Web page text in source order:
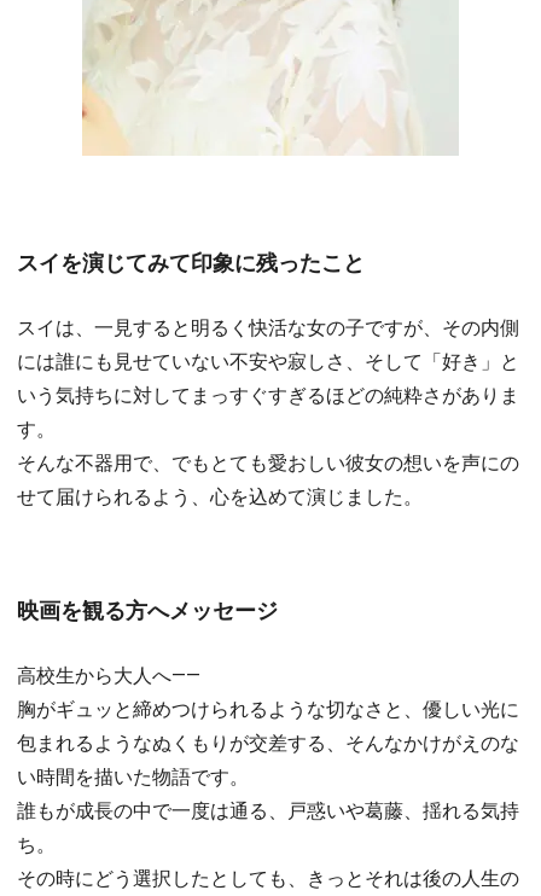
スイを演じてみて印象に残ったこと
スイは、一見すると明るく快活な女の子ですが、その内側
には誰にも見せていない不安や寂しさ、そして「好き」と
いう気持ちに対してまっすぐすぎるほどの純粋さがありま
す。
そんな不器用で、でもとても愛おしい彼女の想いを声にの
せて届けられるよう、心を込めて演じました。
映画を観る方へメッセージ
高校生から大人へ――
胸がギュッと締めつけられるような切なさと、優しい光に
包まれるようなぬくもりが交差する、そんなかけがえのな
い時間を描いた物語です。
誰もが成長の中で一度は通る、戸惑いや葛藤、揺れる気持
ち。
その時にどう選択したとしても、きっとそれは後の人生の